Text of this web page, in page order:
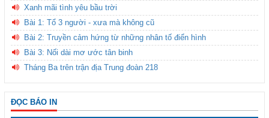
Xanh mãi tình yêu bầu trời
Bài 1: Tổ 3 người - xưa mà không cũ
Bài 2: Truyền cảm hứng từ những nhân tố điển hình
Bài 3: Nối dài mơ ước tân binh
Tháng Ba trên trận địa Trung đoàn 218
ĐỌC BÁO IN